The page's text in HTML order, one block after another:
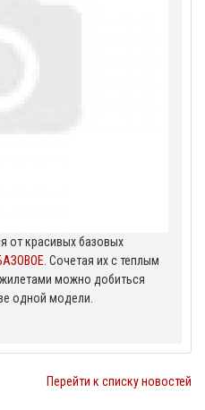
от красивых базовых
. Сочетая их с теплым
можно добиться
одной модели.
Перейти к списку новостей